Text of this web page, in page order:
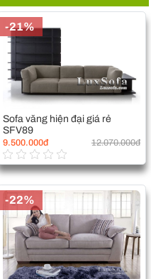
Sofa văng hiện đại giá rẻ
SFV89
9.500.000đ 12.070.000đ
-21%
-22%